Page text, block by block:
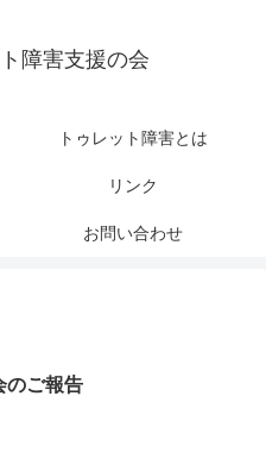
障害支援の会
トゥレット障害とは
リンク
お問い合わせ
のご報告